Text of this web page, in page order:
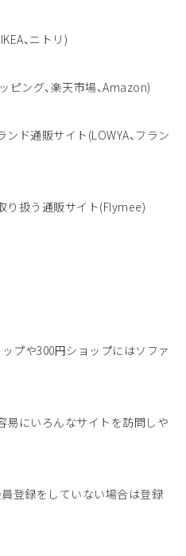
、ニトリ)
ング、楽天市場、Amazon)
ド通販サイト(LOWYA、フラン
扱う通販サイト(Flymee)
プや300円ショップにはソファ
易にいろんなサイトを訪問しや
登録をしていない場合は登録